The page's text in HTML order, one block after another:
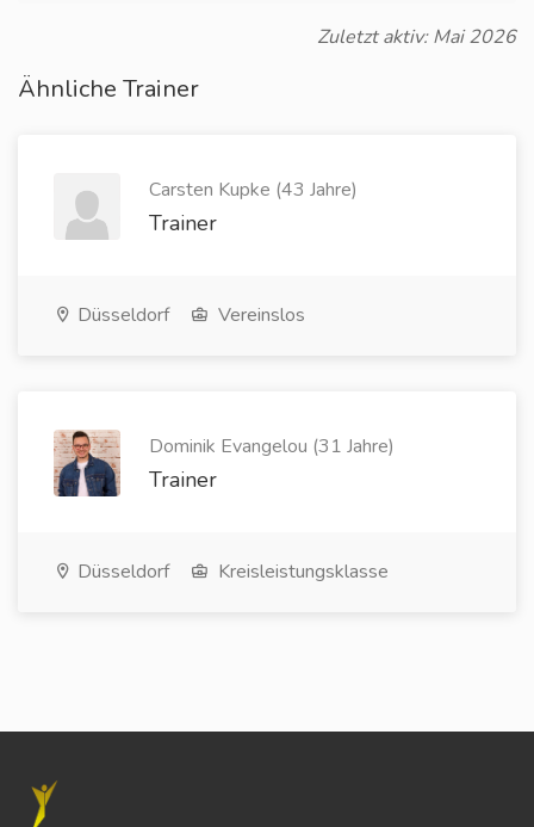
Zuletzt aktiv: Mai 2026
Ähnliche Trainer
Carsten Kupke (43 Jahre)
Trainer
Düsseldorf Vereinslos
Dominik Evangelou (31 Jahre)
Trainer
Düsseldorf Kreisleistungsklasse